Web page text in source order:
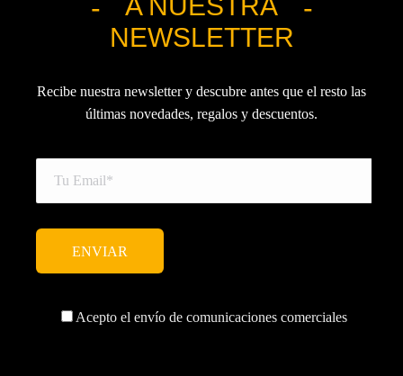
NEWSLETTER
Recibe nuestra newsletter y descubre antes que el resto las
últimas novedades, regalos y descuentos.
Acepto el envío de comunicaciones comerciales